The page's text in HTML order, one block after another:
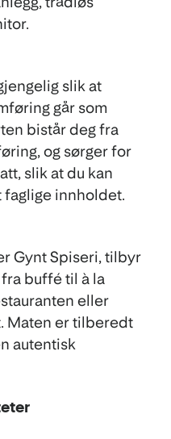
slik at
går som
bistår deg fra
og sørger for
slik at du kan
faglige innholdet.
Gynt Spiseri, tilbyr
buffé til à la
eller
Maten er tilberedt
autentisk